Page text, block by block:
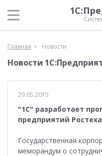
Главная Новости
Новости
29.05.2015
"1С" разработает
предприятий
Государственная
меморандум о